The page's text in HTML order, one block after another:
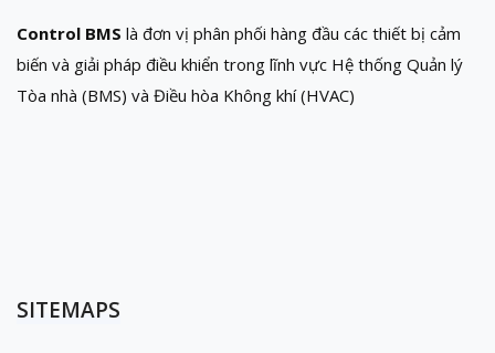
Control BMS là đơn vị phân phối hàng đầu các thiết bị cảm
biến và giải pháp điều khiển trong lĩnh vực Hệ thống Quản lý
Tòa nhà (BMS) và Điều hòa Không khí (HVAC)
SITEMAPS